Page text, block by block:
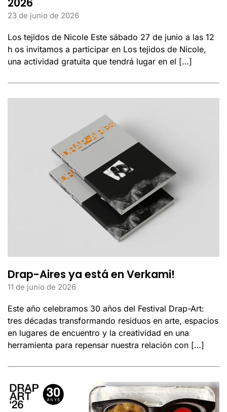
23 de junio de 2026
Los tejidos de Nicole Este sábado 27 de junio a las 12
h os invitamos a participar en Los tejidos de Nicole,
una actividad gratuita que tendrá lugar en el […]
Drap-Aires ya está en Verkami!
11 de junio de 2026
Este año celebramos 30 años del Festival Drap-Art:
tres décadas transformando residuos en arte, espacios
en lugares de encuentro y la creatividad en una
herramienta para repensar nuestra relación con […]